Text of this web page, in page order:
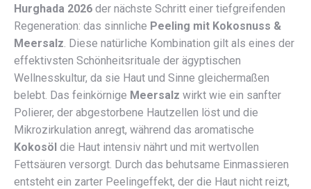
Hurghada 2026 der nächste Schritt einer tiefgreifenden
Regeneration: das sinnliche Peeling mit Kokosnuss &
Meersalz. Diese natürliche Kombination gilt als eines der
effektivsten Schönheitsrituale der ägyptischen
Wellnesskultur, da sie Haut und Sinne gleichermaßen
belebt. Das feinkörnige Meersalz wirkt wie ein sanfter
Polierer, der abgestorbene Hautzellen löst und die
Mikrozirkulation anregt, während das aromatische
Kokosöl die Haut intensiv nährt und mit wertvollen
Fettsäuren versorgt. Durch das behutsame Einmassieren
entsteht ein zarter Peelingeffekt, der die Haut nicht reizt,